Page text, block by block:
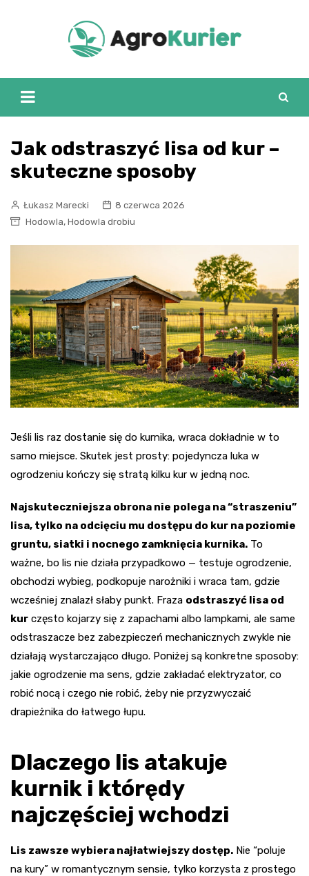
Jak odstraszyć lisa od kur –
skuteczne sposoby
Łukasz Marecki
8 czerwca 2026
Hodowla, Hodowla drobiu
Jeśli lis raz dostanie się do kurnika, wraca dokładnie w to
samo miejsce. Skutek jest prosty: pojedyncza luka w
ogrodzeniu kończy się stratą kilku kur w jedną noc.
Najskuteczniejsza obrona nie polega na “straszeniu”
lisa, tylko na odcięciu mu dostępu do kur na poziomie
gruntu, siatki i nocnego zamknięcia kurnika. To
ważne, bo lis nie działa przypadkowo — testuje ogrodzenie,
obchodzi wybieg, podkopuje narożniki i wraca tam, gdzie
wcześniej znalazł słaby punkt. Fraza odstraszyć lisa od
kur często kojarzy się z zapachami albo lampkami, ale same
odstraszacze bez zabezpieczeń mechanicznych zwykle nie
działają wystarczająco długo. Poniżej są konkretne sposoby:
jakie ogrodzenie ma sens, gdzie zakładać elektryzator, co
robić nocą i czego nie robić, żeby nie przyzwyczaić
drapieżnika do łatwego łupu.
Dlaczego lis atakuje
kurnik i którędy
najczęściej wchodzi
Lis zawsze wybiera najłatwiejszy dostęp. Nie “poluje
na kury” w romantycznym sensie, tylko korzysta z prostego